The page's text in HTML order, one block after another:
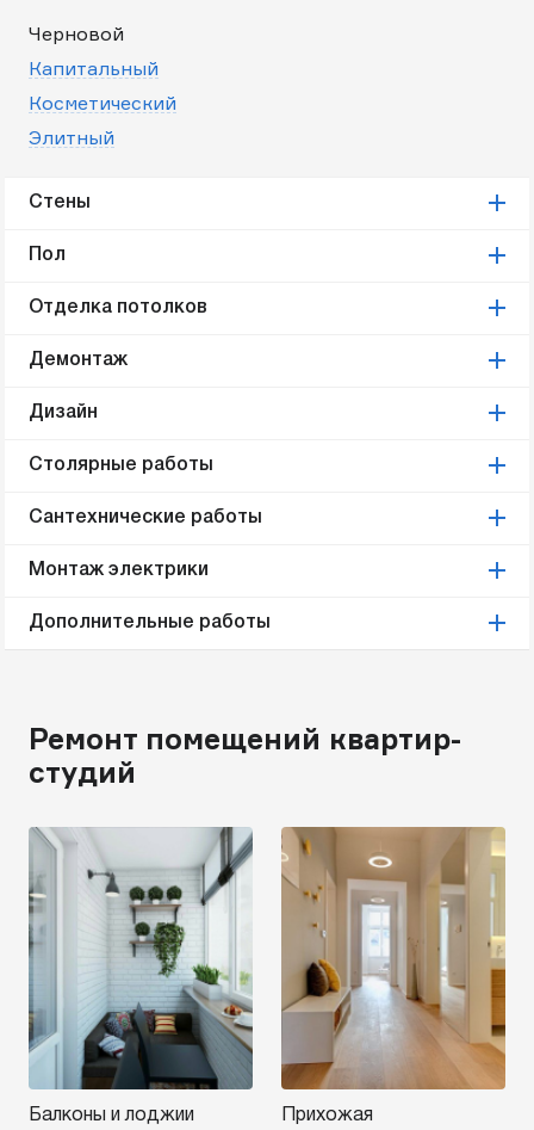
Черновой
Капитальный
Косметический
Элитный
Стены
Пол
Отделка потолков
Демонтаж
Дизайн
Столярные работы
Сантехнические работы
Монтаж электрики
Дополнительные работы
Ремонт помещений квартир-
студий
Балконы и лоджии Прихожая